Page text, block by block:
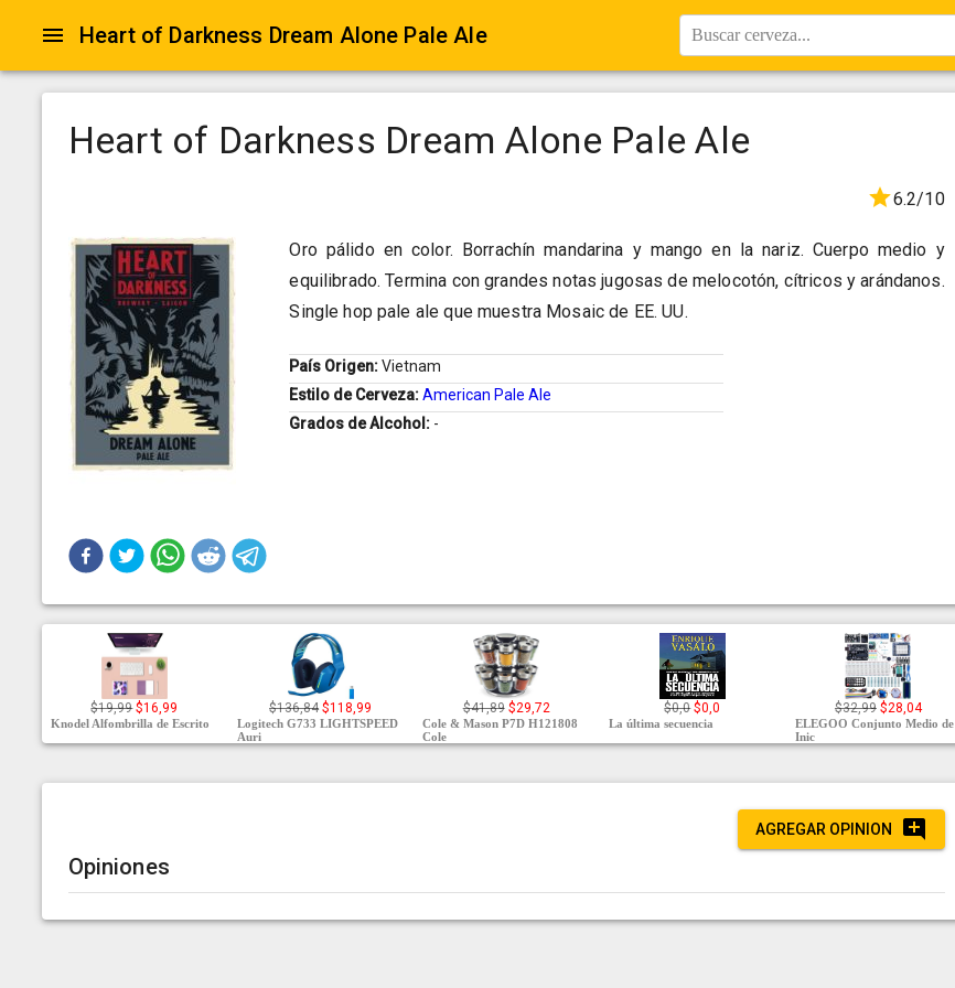
Heart of Darkness Dream Alone Pale Ale Buscar cerveza...
Heart of Darkness Dream Alone Pale Ale
6.2/10
Oro pálido en color. Borrachín mandarina y mango en la nariz. Cuerpo medio y
equilibrado. Termina con grandes notas jugosas de melocotón, cítricos y arándanos.
Single hop pale ale que muestra Mosaic de EE. UU.
País Origen:Vietnam
Estilo de Cerveza:American Pale Ale
Grados de Alcohol: -
$19,99 $16,99
Knodel Alfombrilla de Escrito
$136,84 $118,99
Logitech G733 LIGHTSPEED
Auri
$41,89 $29,72
Cole & Mason P7D H121808
Cole
$0,0 $0,0
La última secuencia
$32,99 $28,04
ELEGOO Conjunto Medio de
Inic
AGREGAR OPINION
Opiniones